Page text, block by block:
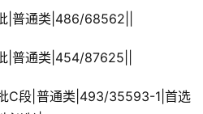
|普通类|486/68562||
|普通类|454/87625||